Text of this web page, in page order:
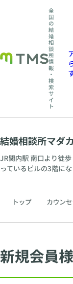
全
国
の
結
婚
相
談
所
情
報
・
検
索
サ
イ
ト
結婚相談所マダ
JR関内駅 南口より徒
っているビルの3階にな
トップ カウン
新規会員